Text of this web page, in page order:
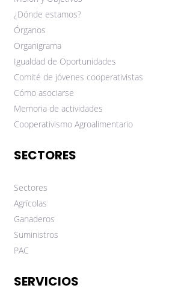
¿Dónde estamos?
Órganos
Organigrama
Igualdad de Oportunidades
Comité de jóvenes cooperativistas
Cómo asociarse
Memoria de actividades
Cooperativismo Agroalimentario
SECTORES
Sectores
Agrícolas
Ganaderos
Suministros
PAC
SERVICIOS